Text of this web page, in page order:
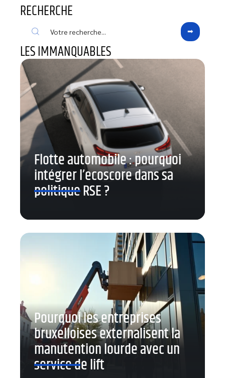
RECHERCHE
LES IMMANQUABLES
Flotte automobile : pourquoi
intégrer l’ecoscore dans sa
politique RSE ?
Pourquoi les entreprises
bruxelloises externalisent la
manutention lourde avec un
service de lift